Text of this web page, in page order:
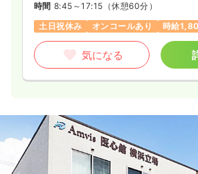
時間 8:45～17:15 （休憩60分）
土日祝休み
オンコールあり 時給
気になる